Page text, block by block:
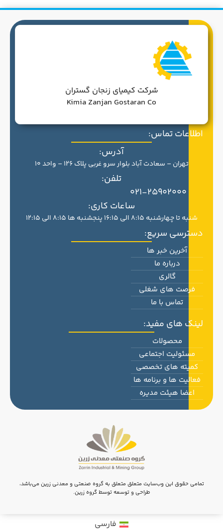
اطلاعات تماس:
آدرس:
تهران – سعادت آباد بلوار سرو غربی پلاک 126 – واحد 10
تلفن:
021-25902000
ساعات کاری:
شنبه تا چهارشنبه 8:15 الی 16:15 پنجشنبه ها 8:15 الی 12:15
دسترسی سریع:
آخرین خبر ها
درباره ما
گالری
فرصت های شغلی
تماس با ما
لینک های مفید:
محصولات
مسئولیت اجتماعی
کمیته های تخصصی
فعالیت ها و برنامه ها
اعضا هیئت مدیره
شرکت کیمیای زنجان گستران
Kimia Zanjan Gostaran Co
تمامی حقوق این وب‌سایت متعلق متعلق به گروه صنعتی و معدنی زرین می‌باشد،
طراحی و توسعه توسط گروه زرین.
فارسی